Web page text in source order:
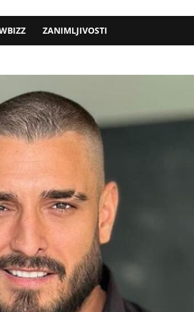
ZANIMLJIVOSTI